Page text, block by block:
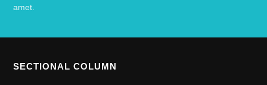
amet.
SECTIONAL COLUMN